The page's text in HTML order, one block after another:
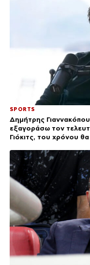
SPORTS
Δημήτρης
εξαγοράσω τον
Γιόκιτς, του χρόνου